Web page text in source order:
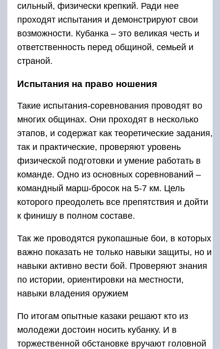
сильный, физически крепкий. Ради нее
проходят испытания и демонстрируют свои
возможности. Кубанка – это великая честь и
ответственность перед общиной, семьей и
страной.
Испытания на право ношения
Такие испытания-соревнования проводят во
многих общинах. Они проходят в несколько
этапов, и содержат как теоретические задания,
так и практические, проверяют уровень
физической подготовки и умение работать в
команде. Одно из основных соревнований –
командный марш-бросок на 5-7 км. Цель
которого преодолеть все препятствия и дойти
к финишу в полном составе.
Так же проводятся рукопашные бои, в которых
важно показать не только навыки защиты, но и
навыки активно вести бой. Проверяют знания
по истории, ориентировки на местности,
навыки владения оружием
По итогам опытные казаки решают кто из
молодежи достоин носить кубанку. И в
торжественной обстановке вручают головной